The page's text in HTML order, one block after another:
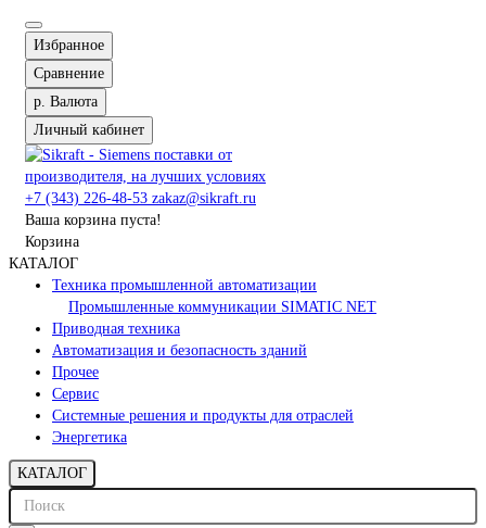
Избранное
Сравнение
р. Валюта
Личный кабинет
+7 (343) 226-48-53 zakaz@sikraft.ru
Ваша корзина пуста!
Корзина
КАТАЛОГ
Техника промышленной автоматизации
Промышленные коммуникации SIMATIC NET
Приводная техника
Автоматизация и безопасность зданий
Прочее
Сервис
Системные решения и продукты для отраслей
Энергетика
КАТАЛОГ